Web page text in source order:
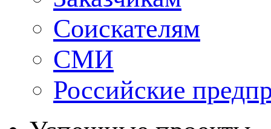
Соискателям
СМИ
Российские